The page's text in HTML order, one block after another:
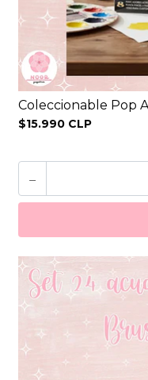
Coleccionable Pop
$15.990 CLP
-